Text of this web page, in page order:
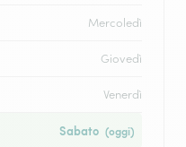
Mercoledì
Giovedì
Venerdì
Sabato (oggi)